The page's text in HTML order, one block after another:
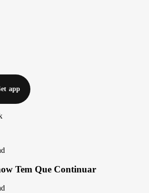
app
Tem Que Continuar